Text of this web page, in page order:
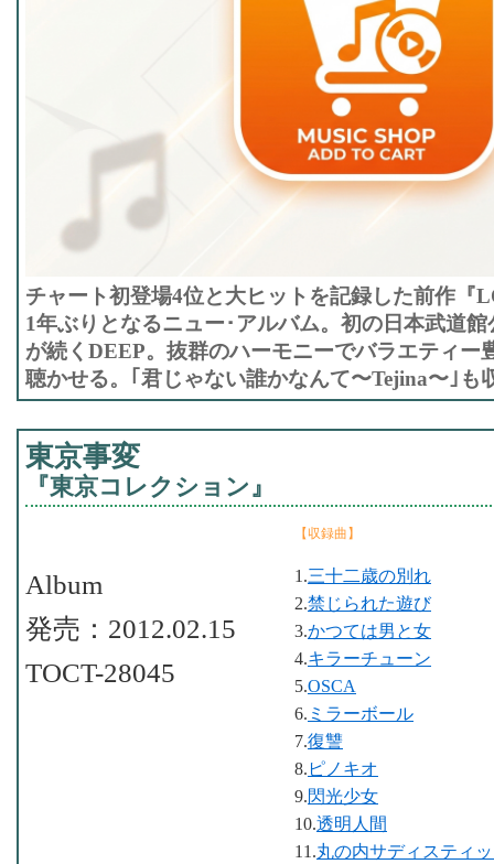
チャート初登場4位と大ヒットを記録した前作『
1年ぶりとなるニュー･アルバム。初の日本武道
が続くDEEP。抜群のハーモニーでバラエティー
聴かせる。｢君じゃない誰かなんて〜Tejina〜｣も
東京事変
『東京コレクション』
【収録曲】
1.三十二歳の別れ
2.禁じられた遊び
3.かつては男と女
4.キラーチューン
5.OSCA
6. ミラーボール
7.復讐
8. ピノキオ
9.閃光少女
10.透明人間
11.丸の内サディスティ
Album
発売：2012.02.15
TOCT-28045